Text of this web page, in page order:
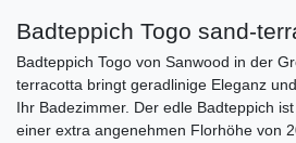
Badteppich Togo sand-
Badteppich Togo von Sanwood in der
terracotta bringt geradlinige Eleganz
Ihr Badezimmer. Der edle Badteppich
einer extra angenehmen Florhöhe von